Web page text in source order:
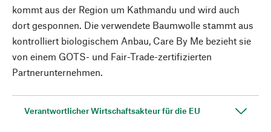
kommt aus der Region um Kathmandu und wird auch
dort gesponnen. Die verwendete Baumwolle stammt aus
kontrolliert biologischem Anbau, Care By Me bezieht sie
von einem GOTS- und Fair-Trade-zertifizierten
Partnerunternehmen.
Verantwortlicher Wirtschaftsakteur für die EU